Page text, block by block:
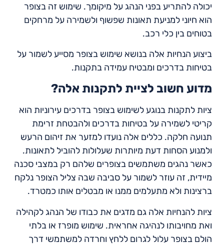
יכולה להתריע בפני הנהג על מיקומך. שימוש זה בצופר
הוא חיוני למניעת תאונות שפשוף ולשמירה על מרחקים
בטוחים בין כלי רכב.
ביצוע הנחיות אלה בנושא שימוש בצופר מסייע לשמור על
בטיחות בדרכים ומבטיח עמידה בתקנות.
מדוע חשוב לציית לתקנות אלה?
ציות לתקנות בנוגע לשימוש בצופר בדרכים עירוניות הוא
קריטי לשמירה על בטיחות בדרכים ולהבטחת זרימת
תנועה חלקה. כללים אלה נועדו למזער את זיהום הרעש
ולמנוע הסחות דעת מיותרות שעלולות להוביל לתאונות.
כאשר נהגים משתמשים בצופרים שלהם רק במצבי סכנה
מיידית, זה עוזר לשמור על סביבה שבה צליל הצופר נלקח
ברצינות ולא מתעלמים ממנו או מבטלים אותו כמטרד.
ציות להנחיות אלה גם מדגים את כבודו של הנהג לקהילה
ואת מחויבותו לנהיגה אחראית. שימוש מופרז או בלתי
הולם בצופר עלול לגרום ללחץ וחרדה למשתמשי דרך